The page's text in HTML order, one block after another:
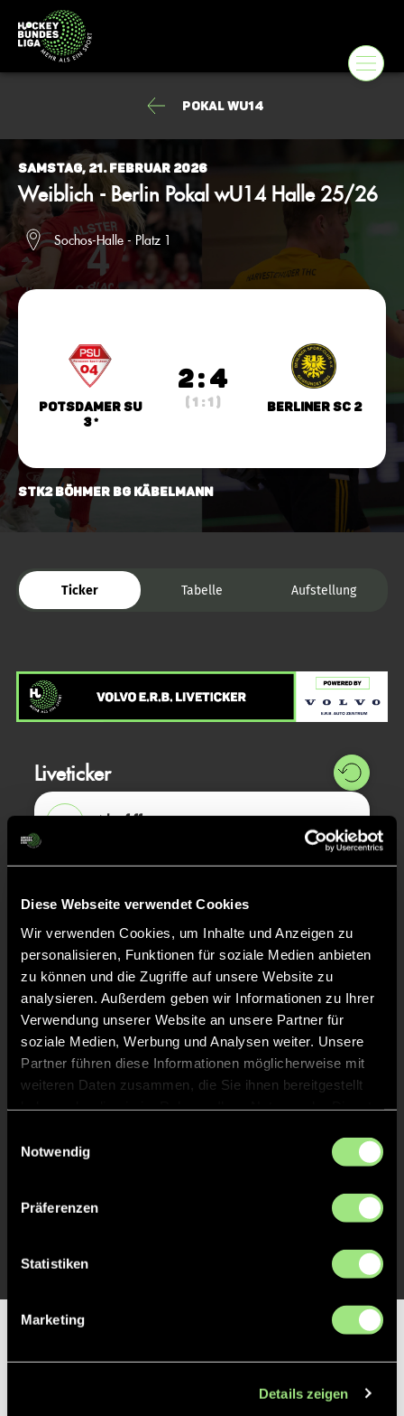
Diese Webseite verwendet Cookies
Wir verwenden Cookies, um Inhalte und Anzeigen zu
personalisieren, Funktionen für soziale Medien anbieten
zu können und die Zugriffe auf unsere Website zu
analysieren. Außerdem geben wir Informationen zu Ihrer
Verwendung unserer Website an unsere Partner für
soziale Medien, Werbung und Analysen weiter. Unsere
Partner führen diese Informationen möglicherweise mit
weiteren Daten zusammen, die Sie ihnen bereitgestellt
Notwendig
Präferenzen
Statistiken
Marketing
Details zeigen
Pokal wU14
Samstag, 21. Februar 2026
Weiblich - Berlin Pokal wU14 Halle 25/26
Sochos-Halle - Platz 1
Potsdamer SU
3 *
2 : 4
( 1 : 1 ) Berliner SC 2
STK2 Böhmer BG Käbelmann
Ticker Tabelle Aufstellung
Liveticker
Abpfiff
15' TOR 2:4, FELDTOR
14' TOR 2:3, FELDTOR
13' TOR 2:2, FELDTOR